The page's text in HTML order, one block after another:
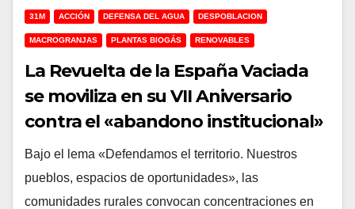
31M ACCIÓN DEFENSA DEL AGUA DESPOBLACION
MACROGRANJAS PLANTAS BIOGÁS RENOVABLES
La Revuelta de la España Vaciada
se moviliza en su VII Aniversario
contra el «abandono institucional»
y los proyectos especulativos
Bajo el lema «Defendamos el territorio. Nuestros
pueblos, espacios de oportunidades», las
comunidades rurales convocan concentraciones en